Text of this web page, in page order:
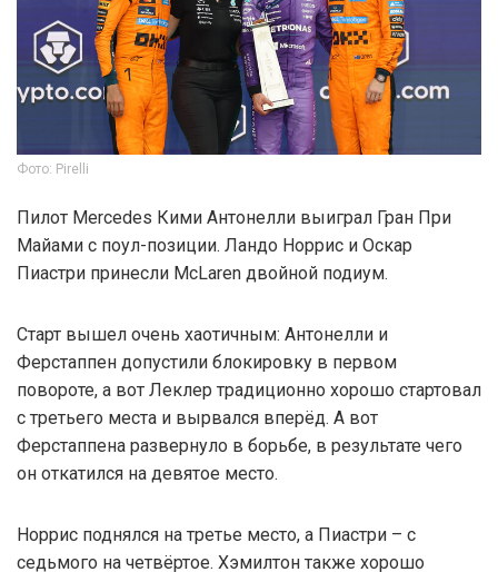
Фото: Pirelli
Пилот Mercedes Кими Антонелли выиграл Гран При
Майами с поул-позиции. Ландо Норрис и Оскар
Пиастри принесли McLaren двойной подиум.
Старт вышел очень хаотичным: Антонелли и
Ферстаппен допустили блокировку в первом
повороте, а вот Леклер традиционно хорошо стартовал
с третьего места и вырвался вперёд. А вот
Ферстаппена развернуло в борьбе, в результате чего
он откатился на девятое место.
Норрис поднялся на третье место, а Пиастри – с
седьмого на четвёртое. Хэмилтон также хорошо